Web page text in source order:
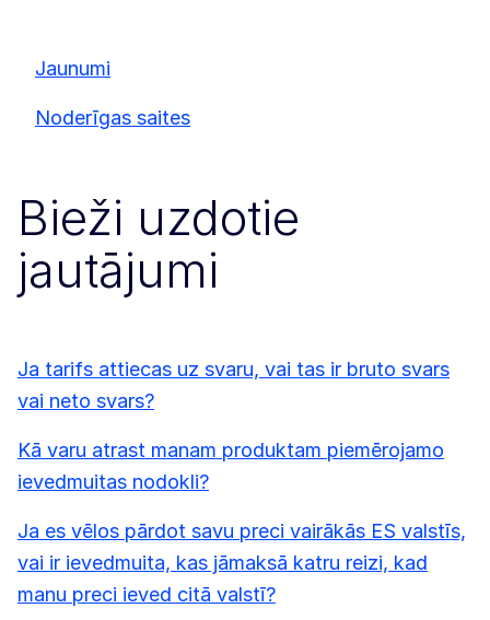
Jaunumi
Noderīgas saites
Bieži uzdotie
jautājumi
Ja tarifs attiecas uz svaru, vai tas ir bruto svars
vai neto svars?
Kā varu atrast manam produktam piemērojamo
ievedmuitas nodokli?
Ja es vēlos pārdot savu preci vairākās ES valstīs,
vai ir ievedmuita, kas jāmaksā katru reizi, kad
manu preci ieved citā valstī?